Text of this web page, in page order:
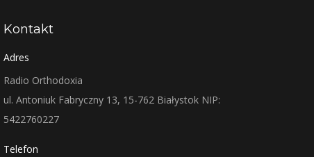
Kontakt
Adres
Radio Orthodoxia
ul. Antoniuk Fabryczny 13, 15-762 Białystok NIP:
5422760227
Telefon